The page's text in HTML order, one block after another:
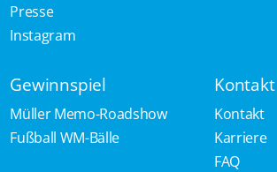
Presse
Instagram
Gewinnspiel
Müller Memo-Roadshow
Fußball WM-Bälle
Kontakt
Kontakt
Karriere
FAQ